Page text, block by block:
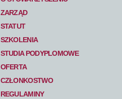
ZARZĄD
STATUT
SZKOLENIA
STUDIA PODYPLOMOWE
OFERTA
CZŁONKOSTWO
REGULAMINY